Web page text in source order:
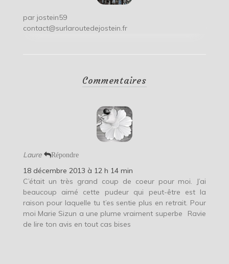
par jostein59
contact@surlaroutedejostein.fr
Commentaires
Laure Répondre
18 décembre 2013 à 12 h 14 min
C’était un très grand coup de coeur pour moi. J’ai
beaucoup aimé cette pudeur qui peut-être est la
raison pour laquelle tu t’es sentie plus en retrait. Pour
moi Marie Sizun a une plume vraiment superbe
Ravie
de lire ton avis en tout cas bises